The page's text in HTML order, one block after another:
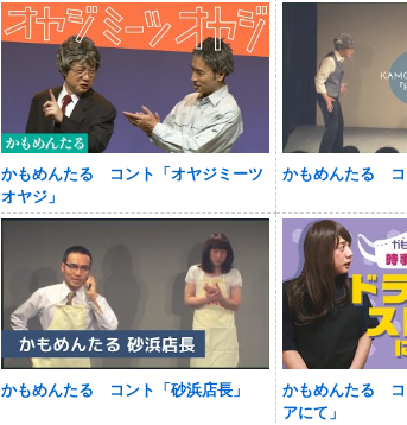
かもめんたる コント「オヤジミーツ
オヤジ」
かもめんたる コ
かもめんたる コント「砂浜店長」
かもめんたる コ
アにて」